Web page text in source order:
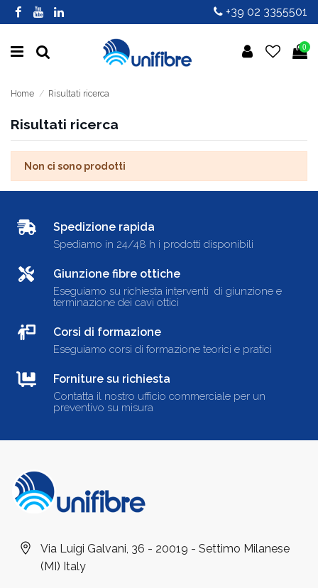
+39 02 3355501
0
Home Risultati ricerca
Risultati ricerca
Non ci sono prodotti
Spedizione rapida
Spediamo in 24/48 h i prodotti disponibili
Giunzione fibre ottiche
Eseguiamo su richiesta interventi di giunzione e
terminazione dei cavi ottici
Corsi di formazione
Eseguiamo corsi di formazione teorici e pratici
Forniture su richiesta
Contatta il nostro ufficio commerciale per un
preventivo su misura
Via Luigi Galvani, 36 - 20019 - Settimo Milanese
(MI) Italy